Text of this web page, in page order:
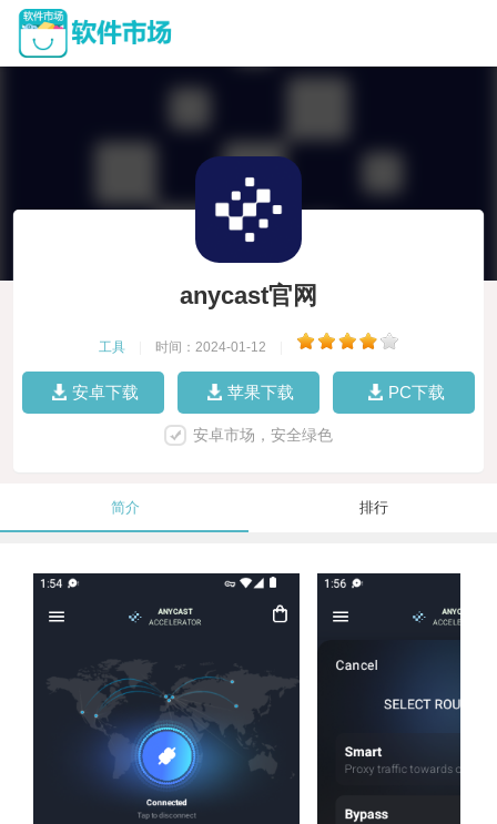
anycast官网
工具 时间：2024-01-12
安卓下载 苹果下载 PC下载
安卓市场，安全绿色
简介 排行